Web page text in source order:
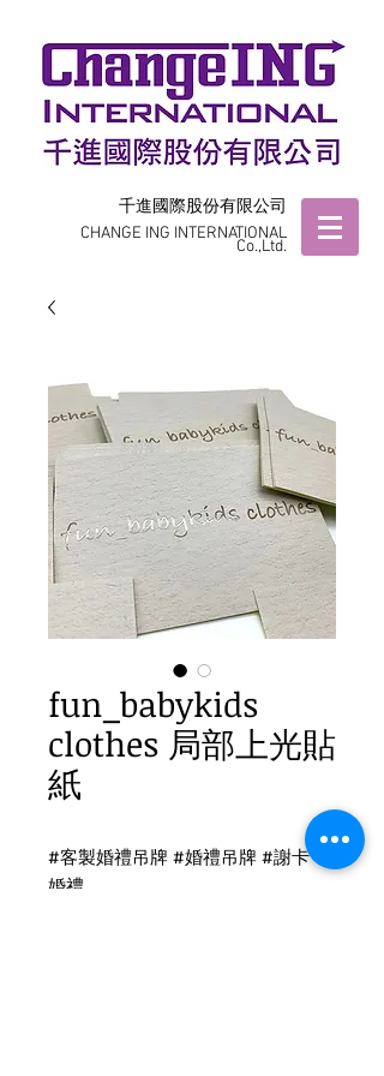
千進國際股份有限公司
CHANGE ING INTERNATIONAL
Co.,Ltd.
fun_babykids
clothes 局部上光貼
紙
#客製婚禮吊牌 #婚禮吊牌 #謝卡 #
婚禮